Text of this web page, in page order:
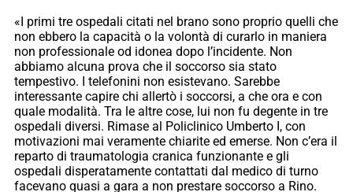
«I primi tre ospedali citati nel brano sono proprio quelli che
non ebbero la capacità o la volontà di curarlo in maniera
non professionale od idonea dopo l’incidente. Non
abbiamo alcuna prova che il soccorso sia stato
tempestivo. I telefonini non esistevano. Sarebbe
interessante capire chi allertò i soccorsi, a che ora e con
quale modalità. Tra le altre cose, lui non fu degente in tre
ospedali diversi. Rimase al Policlinico Umberto I, con
motivazioni mai veramente chiarite ed emerse. Non c’era il
reparto di traumatologia cranica funzionante e gli
ospedali disperatamente contattati dal medico di turno
facevano quasi a gara a non prestare soccorso a Rino.